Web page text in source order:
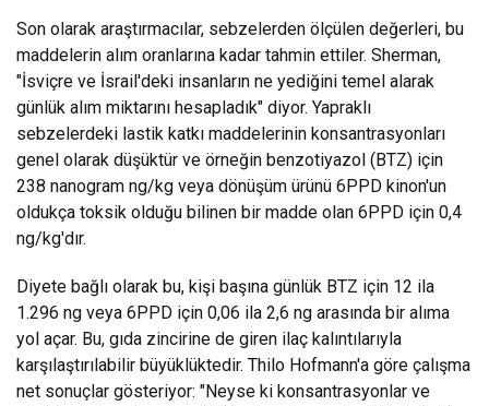
Son olarak araştırmacılar, sebzelerden ölçülen değerleri, bu
maddelerin alım oranlarına kadar tahmin ettiler. Sherman,
"İsviçre ve İsrail'deki insanların ne yediğini temel alarak
günlük alım miktarını hesapladık" diyor. Yapraklı
sebzelerdeki lastik katkı maddelerinin konsantrasyonları
genel olarak düşüktür ve örneğin benzotiyazol (BTZ) için
238 nanogram ng/kg veya dönüşüm ürünü 6PPD kinon'un
oldukça toksik olduğu bilinen bir madde olan 6PPD için 0,4
ng/kg'dır.
Diyete bağlı olarak bu, kişi başına günlük BTZ için 12 ila
1.296 ng veya 6PPD için 0,06 ila 2,6 ng arasında bir alıma
yol açar. Bu, gıda zincirine de giren ilaç kalıntılarıyla
karşılaştırılabilir büyüklüktedir. Thilo Hofmann'a göre çalışma
net sonuçlar gösteriyor: "Neyse ki konsantrasyonlar ve